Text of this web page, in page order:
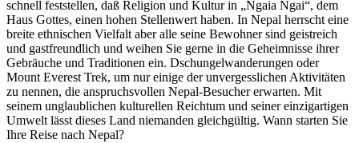
schnell feststellen, daß Religion und Kultur in „Ngaia Ngai“, dem
Haus Gottes, einen hohen Stellenwert haben. In Nepal herrscht eine
breite ethnischen Vielfalt aber alle seine Bewohner sind geistreich
und gastfreundlich und weihen Sie gerne in die Geheimnisse ihrer
Gebräuche und Traditionen ein. Dschungelwanderungen oder
Mount Everest Trek, um nur einige der unvergesslichen Aktivitäten
zu nennen, die anspruchsvollen Nepal-Besucher erwarten. Mit
seinem unglaublichen kulturellen Reichtum und seiner einzigartigen
Umwelt lässt dieses Land niemanden gleichgültig. Wann starten Sie
Ihre Reise nach Nepal?